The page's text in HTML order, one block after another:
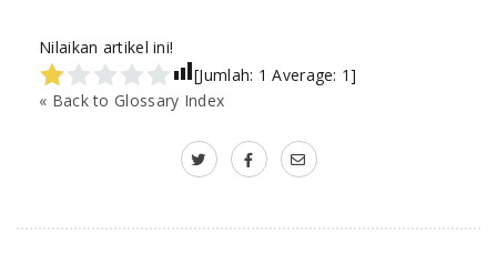
Nilaikan artikel ini!
[Jumlah: 1 Average: 1]
« Back to Glossary Index